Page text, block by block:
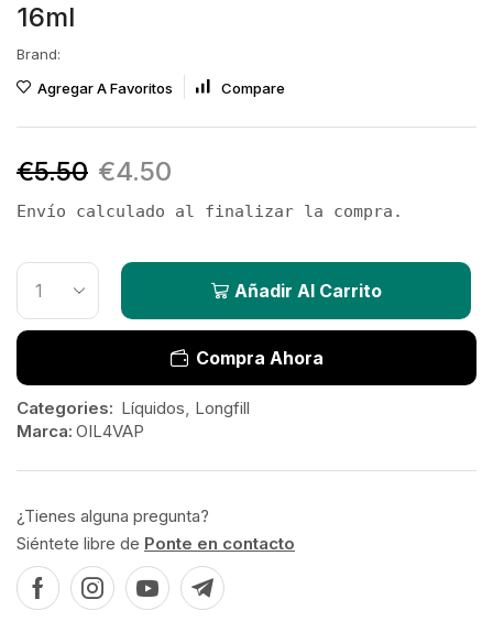
16ml
Brand:
Agregar A Favoritos
Compare
€5.50 €4.50
Envío calculado al finalizar la compra.
Añadir Al Carrito
Compra Ahora
Categories: Líquidos, Longfill
Marca: OIL4VAP
¿Tienes alguna pregunta?
Siéntete libre de Ponte en contacto